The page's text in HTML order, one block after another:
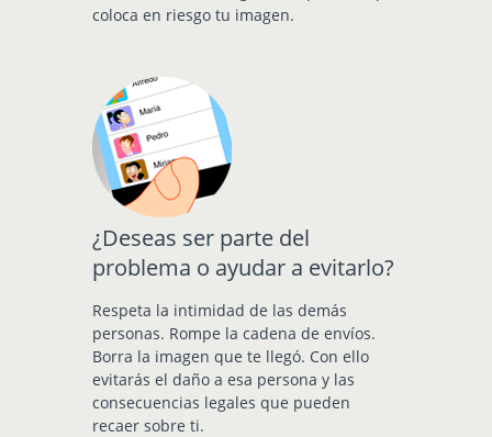
coloca en riesgo tu imagen.
¿Deseas ser parte del
problema o ayudar a evitarlo?
Respeta la intimidad de las demás
personas. Rompe la cadena de envíos.
Borra la imagen que te llegó. Con ello
evitarás el daño a esa persona y las
consecuencias legales que pueden
recaer sobre ti.